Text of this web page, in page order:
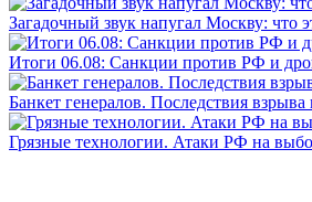
Загадочный звук напугал Москву: что
Итоги 06.08: Санкции против РФ и
Банкет генералов. Последствия
Грязные технологии. Атаки РФ на